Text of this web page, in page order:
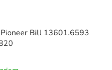
Pioneer Bill 13601.6593